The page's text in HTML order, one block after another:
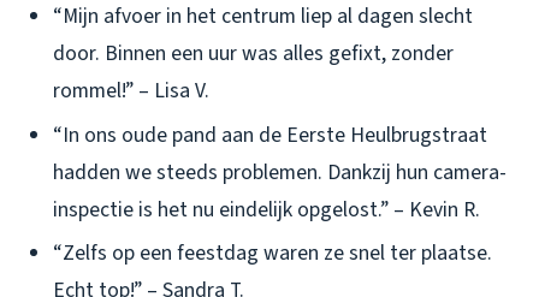
“Mijn afvoer in het centrum liep al dagen slecht
door. Binnen een uur was alles gefixt, zonder
rommel!” – Lisa V.
“In ons oude pand aan de Eerste Heulbrugstraat
hadden we steeds problemen. Dankzij hun camera-
inspectie is het nu eindelijk opgelost.” – Kevin R.
“Zelfs op een feestdag waren ze snel ter plaatse.
Echt top!” – Sandra T.